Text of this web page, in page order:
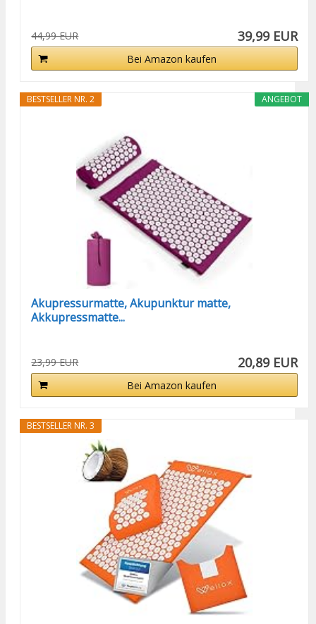
44,99 EUR 39,99 EUR
Bei Amazon kaufen
ANGEBOT
BESTSELLER NR. 2
Akupressurmatte, Akupunktur matte,
Akkupressmatte...
23,99 EUR 20,89 EUR
Bei Amazon kaufen
BESTSELLER NR. 3